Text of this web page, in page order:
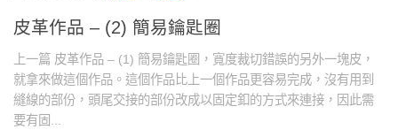
皮革作品 – (2) 簡易鑰匙圈
上一篇 皮革作品 – (1) 簡易鑰匙圈，寬度裁切錯誤的另外一塊皮，
就拿來做這個作品。這個作品比上一個作品更容易完成，沒有用到
縫線的部份，頭尾交接的部份改成以固定釦的方式來連接，因此需
要有固...